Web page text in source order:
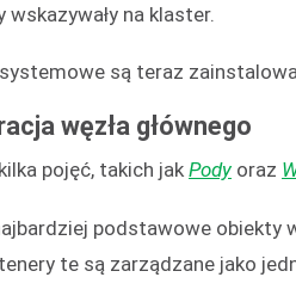
na klaster.
są teraz
węzła głównego
pojęć, takich jak Pody oraz
podstawowe obiekty
te są zarządzane jako